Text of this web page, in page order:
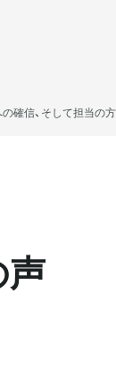
の確信、そして担当